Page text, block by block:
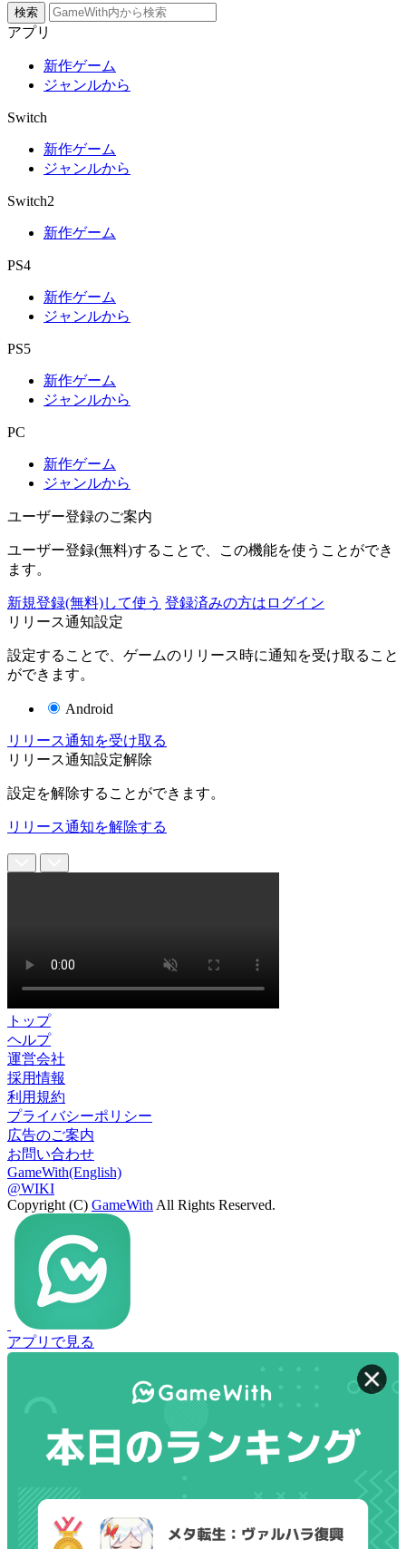
検索
アプリ
新作ゲーム
ジャンルから
Switch
新作ゲーム
ジャンルから
Switch2
新作ゲーム
PS4
新作ゲーム
ジャンルから
PS5
新作ゲーム
ジャンルから
PC
新作ゲーム
ジャンルから
ユーザー登録のご案内
ユーザー登録(無料)することで、この機能を使うことができ
ます。
新規登録(無料)して使う 登録済みの方はログイン
リリース通知設定
設定することで、ゲームのリリース時に通知を受け取ること
ができます。
Android
リリース通知を受け取る
リリース通知設定解除
設定を解除することができます。
リリース通知を解除する
トップ
ヘルプ
運営会社
採用情報
利用規約
プライバシーポリシー
広告のご案内
お問い合わせ
GameWith(English)
@WIKI
Copyright (C) GameWith All Rights Reserved.
アプリで見る